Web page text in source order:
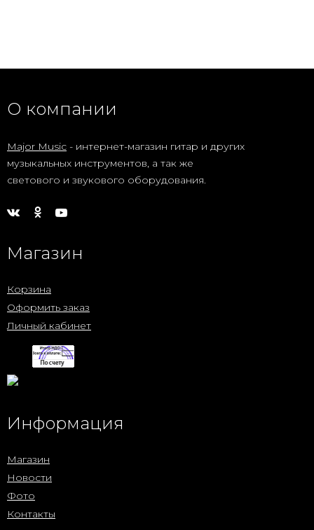
О компании
Major Music - интернет-магазин гитар и других
музыкальных инструментов, а так же
светового и звукового оборудования.
Магазин
Корзина
Оформить заказ
Личный кабинет
Информация
Магазин
Новости
Фото
Контакты